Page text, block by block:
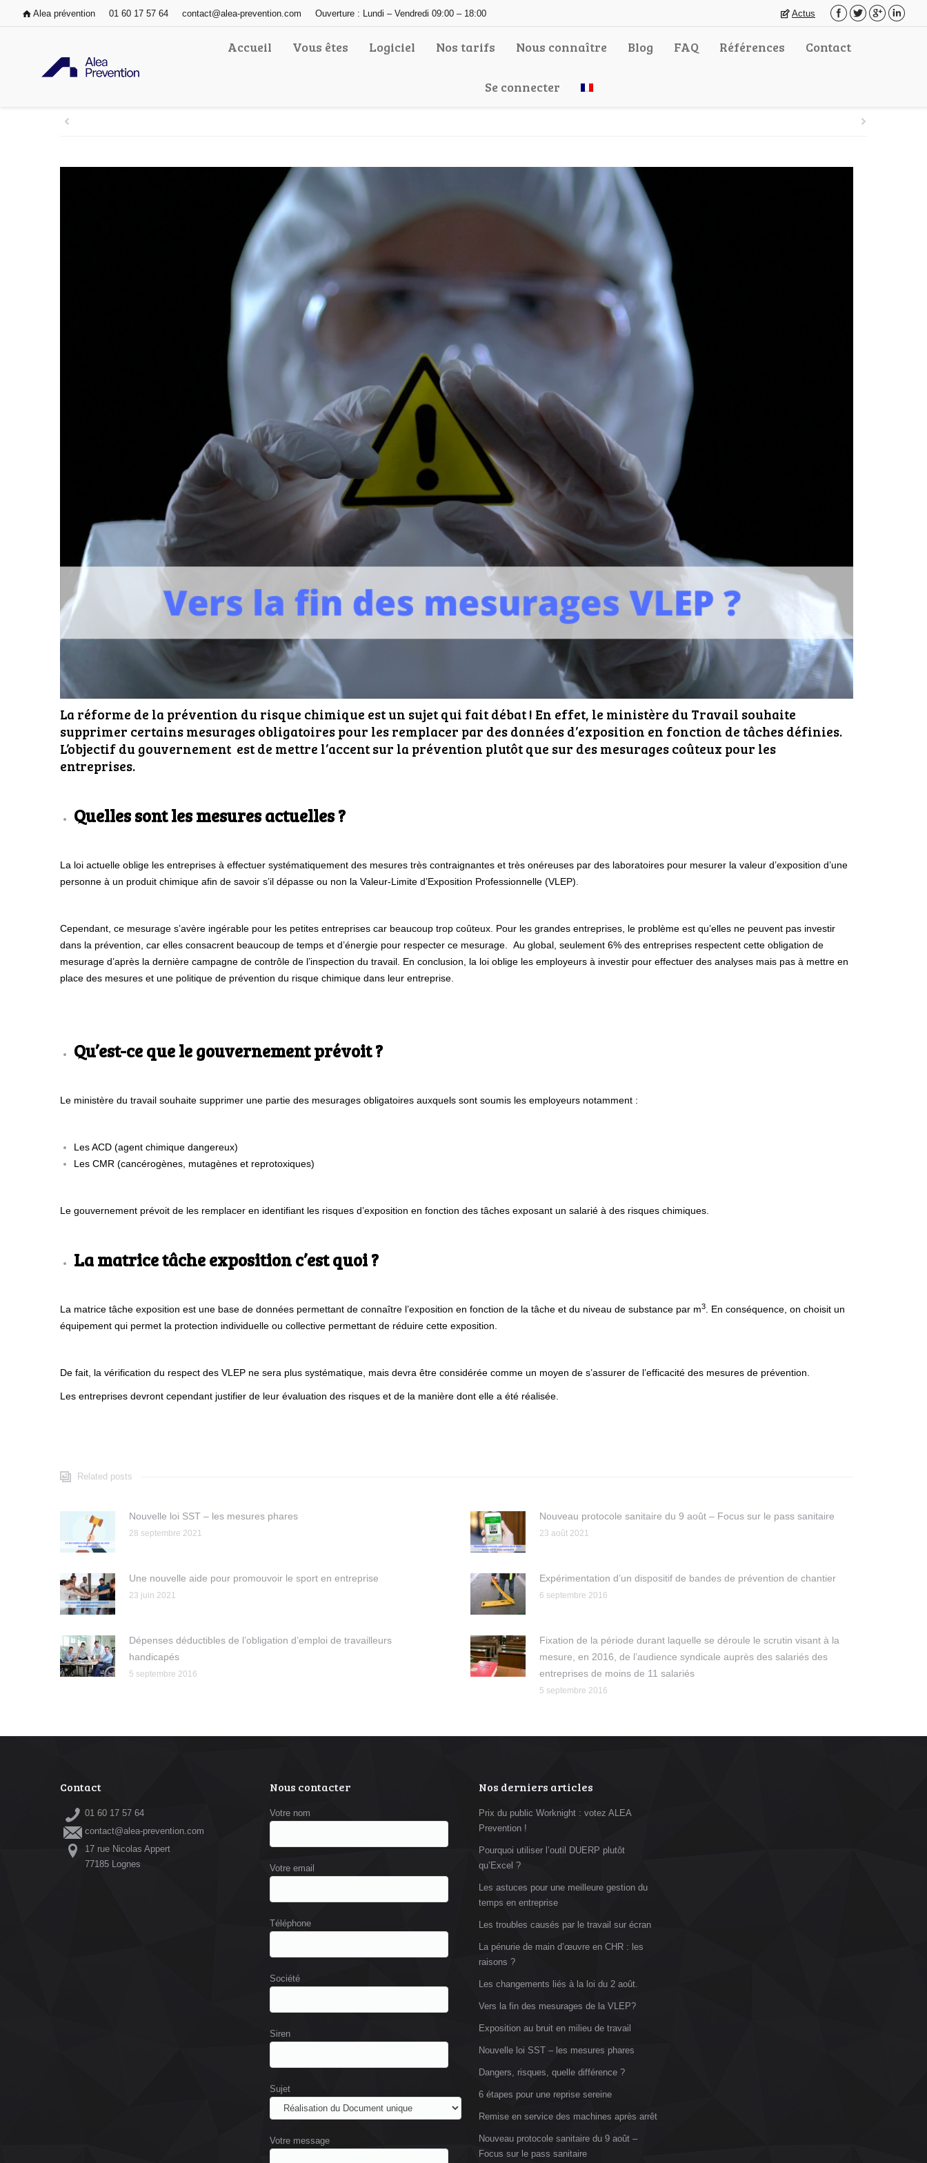
Alea prévention 01 60 17 57 64 contact@alea-prevention.com Ouverture : Lundi – Vendredi 09:00 – 18:00 Actus
Accueil Vous êtes Logiciel Nos tarifs Nous connaître Blog FAQ Références Contact
Se connecter
La réforme de la prévention du risque chimique est un sujet qui fait débat ! En effet, le ministère du Travail souhaite
supprimer certains mesurages obligatoires pour les remplacer par des données d’exposition en fonction de tâches définies.
L’objectif du gouvernement est de mettre l’accent sur la prévention plutôt que sur des mesurages coûteux pour les
entreprises.
Quelles sont lesmesures actuelles ?
La loi actuelle oblige les entreprises à effectuer systématiquement des mesures très contraignantes et très onéreuses par des laboratoires pour mesurer la valeur d’exposition d’une
personne à un produit chimique afin de savoir s’il dépasse ou non la Valeur-Limite d’Exposition Professionnelle (VLEP).
Cependant, ce mesurage s’avère ingérable pour les petites entreprises car beaucoup trop coûteux. Pour les grandes entreprises, le problème est qu’elles ne peuvent pas investir
dans la prévention, car elles consacrent beaucoup de temps et d’énergie pour respecter ce mesurage. Au global, seulement 6% des entreprises respectent cette obligation de
mesurage d’après la dernière campagne de contrôle de l’inspection du travail. En conclusion, la loi oblige les employeurs à investir pour effectuer des analyses mais pas à mettre en
place des mesures et une politique de prévention du risque chimique dans leur entreprise.
Qu’est-ce que le gouvernement prévoit ?
Le ministère du travail souhaite supprimer une partie des mesurages obligatoires auxquels sont soumis les employeurs notamment :
Les ACD (agent chimique dangereux)
Les CMR (cancérogènes, mutagènes et reprotoxiques)
Le gouvernement prévoit de les remplacer en identifiant les risques d’exposition en fonction des tâches exposant un salarié à des risques chimiques.
La matrice tâche exposition c’est quoi ?
La matrice tâche exposition est une base de données permettant de connaître l’exposition en fonction de la tâche et du niveau de substance par m3
. En conséquence, on choisit un
équipement qui permet la protection individuelle ou collective permettant de réduire cette exposition.
De fait, la vérification du respect des VLEP ne sera plus systématique, mais devra être considérée comme un moyen de s’assurer de l’efficacité des mesures de prévention.
Les entreprises devront cependant justifier de leur évaluation des risques et de la manière dont elle a été réalisée.
Related posts
Nouvelle loi SST – les mesures phares
28 septembre 2021
Nouveau protocole sanitaire du 9 août – Focus sur le pass sanitaire
23 août 2021
Une nouvelle aide pour promouvoir le sport en entreprise
23 juin 2021
Expérimentation d’un dispositif de bandes de prévention de chantier
6 septembre 2016
Dépenses déductibles de l’obligation d’emploi de travailleurs
handicapés
5 septembre 2016
Fixation de la période durant laquelle se déroule le scrutin visant à la
mesure, en 2016, de l’audience syndicale auprès des salariés des
entreprises de moins de 11 salariés
5 septembre 2016
Contact
01 60 17 57 64
contact@alea-prevention.com
17 rue Nicolas Appert
77185 Lognes
Nous contacter
Votre nom
Votre email
Téléphone
Société
Siren
Sujet
Votre message
Nos derniers articles
Prix du public Worknight : votez ALEA
Prevention !
Pourquoi utiliser l’outil DUERP plutôt
qu’Excel ?
Les astuces pour une meilleure gestion du
temps en entreprise
Les troubles causés par le travail sur écran
La pénurie de main d’œuvre en CHR : les
raisons ?
Les changements liés à la loi du 2 août.
Vers la fin des mesurages de la VLEP?
Exposition au bruit en milieu de travail
Nouvelle loi SST – les mesures phares
Dangers, risques, quelle différence ?
6 étapes pour une reprise sereine
Remise en service des machines après arrêt
Nouveau protocole sanitaire du 9 août –
Focus sur le pass sanitaire